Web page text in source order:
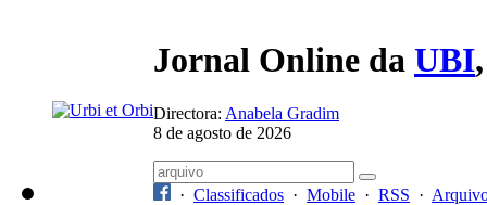
Jornal Online da UBI
Directora: Anabela Gradim
8 de agosto de 2026
· Classificados · Mobile · RSS ·